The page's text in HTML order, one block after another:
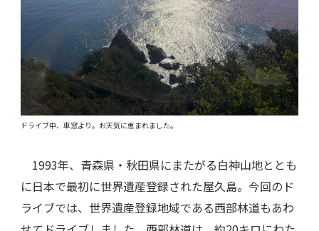
ドライブ中、車窓より。お天気に恵まれました。
1993年、青森県・秋田県にまたがる白神山地ととも
に日本で最初に世界遺産登録された屋久島。今回のド
ライブでは、世界遺産登録地域である西部林道もあわ